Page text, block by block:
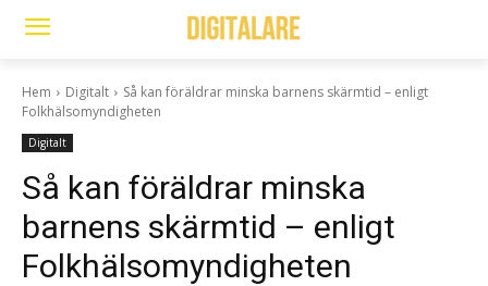
Hem Digitalt
Så kan föräldrar minska barnens skärmtid – enligt
Folkhälsomyndigheten
Digitalt
Så kan föräldrar minska
barnens skärmtid – enligt
Folkhälsomyndigheten